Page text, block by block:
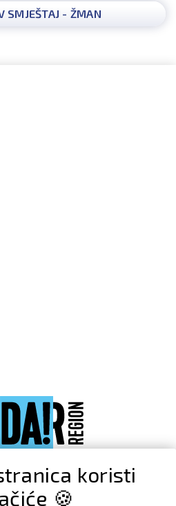
SMJEŠTAJ - ŽMAN
koristi
🍪